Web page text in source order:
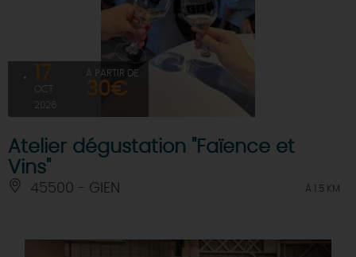
17
OCT
2026
À PARTIR DE
30€
Atelier dégustation "Faïence et
Vins"
45500 - GIEN À 1.5 KM